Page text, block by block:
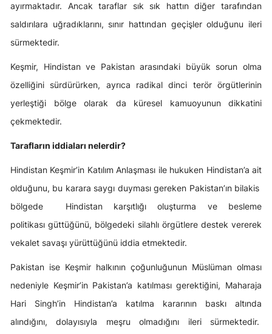
ayırmaktadır. Ancak taraflar sık sık hattın diğer tarafından
saldırılara uğradıklarını, sınır hattından geçişler olduğunu ileri
sürmektedir.
Keşmir, Hindistan ve Pakistan arasındaki büyük sorun olma
özelliğini sürdürürken, ayrıca radikal dinci terör örgütlerinin
yerleştiği bölge olarak da küresel kamuoyunun dikkatini
çekmektedir.
Tarafların iddiaları nelerdir?
Hindistan Keşmir’in Katılım Anlaşması ile hukuken Hindistan’a ait
olduğunu, bu karara saygı duyması gereken Pakistan’ın bilakis
bölgede Hindistan karşıtlığı oluşturma ve besleme
politikası güttüğünü, bölgedeki silahlı örgütlere destek vererek
vekalet savaşı yürüttüğünü iddia etmektedir.
Pakistan ise Keşmir halkının çoğunluğunun Müslüman olması
nedeniyle Keşmir’in Pakistan’a katılması gerektiğini, Maharaja
Hari Singh’in Hindistan’a katılma kararının baskı altında
alındığını, dolayısıyla meşru olmadığını ileri sürmektedir.